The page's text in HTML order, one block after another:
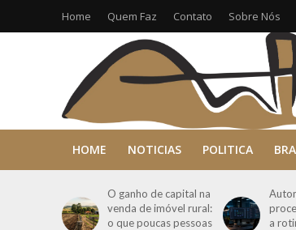
Home Quem Faz Contato Sobre Nós
HOME NOTICIAS POLITICA
O ganho de capital na
venda de imóvel rural:
o que poucas pessoas
a